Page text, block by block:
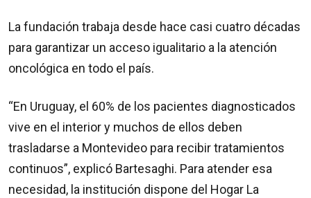
La fundación trabaja desde hace casi cuatro décadas
para garantizar un acceso igualitario a la atención
oncológica en todo el país.
“En Uruguay, el 60% de los pacientes diagnosticados
vive en el interior y muchos de ellos deben
trasladarse a Montevideo para recibir tratamientos
continuos”, explicó Bartesaghi. Para atender esa
necesidad, la institución dispone del Hogar La